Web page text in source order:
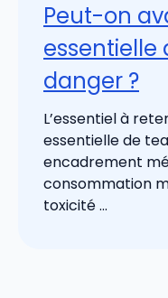
Peut-on
essentielle
danger ?
L’essentiel à
essentielle de
encadrement
consommation
toxicité ...